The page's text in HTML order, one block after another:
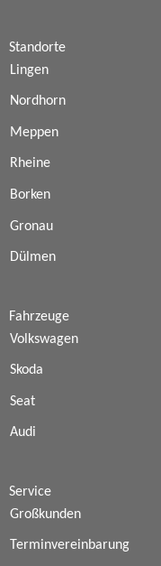
Standorte
Lingen
Nordhorn
Meppen
Rheine
Borken
Gronau
Dülmen
Fahrzeuge
Volkswagen
Skoda
Seat
Audi
Service
Großkunden
Terminvereinbarung